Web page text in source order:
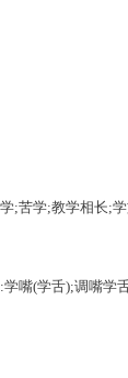
;苦学;教学相长;
嘴(学舌);调嘴学